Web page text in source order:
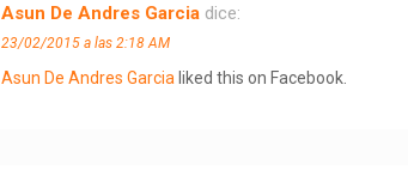
Asun De Andres Garcia dice:
23/02/2015 a las 2:18 AM
Asun De Andres Garcia liked this on Facebook.